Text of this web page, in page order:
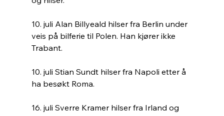
10. juli Alan Billyeald hilser fra Berlin under
veis på bilferie til Polen. Han kjører ikke
Trabant.
10. juli Stian Sundt hilser fra Napoli etter å
ha besøkt Roma.
16. juli Sverre Kramer hilser fra Irland og